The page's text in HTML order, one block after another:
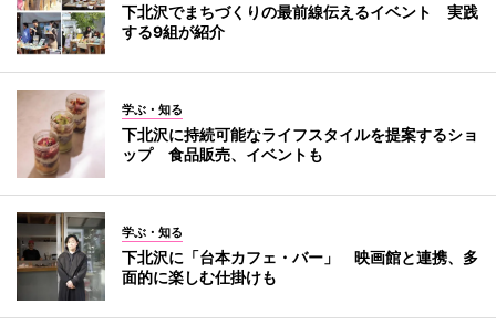
下北沢でまちづくりの最前線伝えるイベント 実践
する9組が紹介
学ぶ・知る
下北沢に持続可能なライフスタイルを提案するショ
ップ 食品販売、イベントも
学ぶ・知る
下北沢に「台本カフェ・バー」 映画館と連携、多
面的に楽しむ仕掛けも